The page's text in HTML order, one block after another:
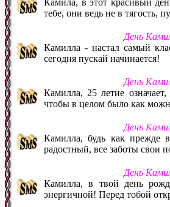
тебе, они ведь не в тягость,
День
Камилла - настал самый
сегодня пускай начинается!
День
Камилла, 25 летие
чтобы в целом было как
День
Камилла, будь как прежде
радостный, все заботы свои
День
Камилла, в твой день
энергичной! Перед тобой